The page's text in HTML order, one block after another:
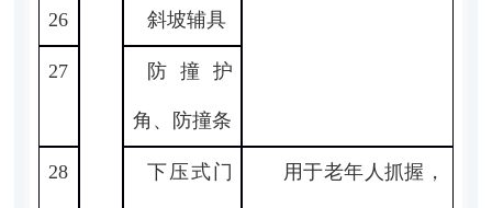
26 斜坡辅具
27 防撞护
角、防撞条
28 下压式门 用于老年人抓握，